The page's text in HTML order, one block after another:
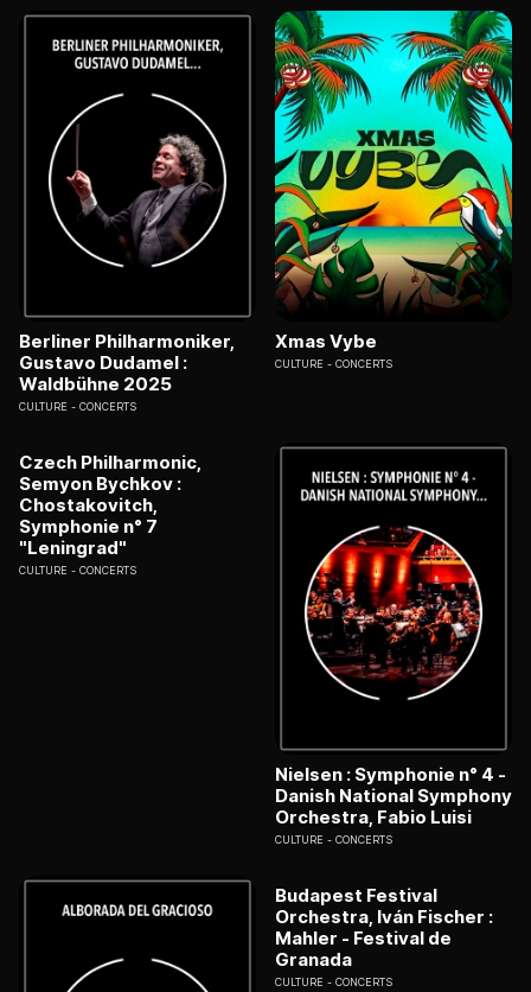
Berliner Philharmoniker,
Gustavo Dudamel :
Waldbühne 2025
CULTURE CONCERTS
Xmas Vybe
CULTURE CONCERTS
Czech Philharmonic,
Semyon Bychkov :
Chostakovitch,
Symphonie n° 7
"Leningrad"
CULTURE CONCERTS
Nielsen : Symphonie n° 4 -
Danish National Symphony
Orchestra, Fabio Luisi
CULTURE CONCERTS
Budapest Festival
Orchestra, Iván Fischer :
Mahler - Festival de
Granada
CULTURE CONCERTS